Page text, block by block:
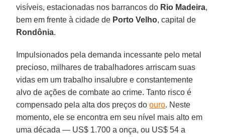
visíveis, estacionadas nos barrancos do Rio Madeira,
bem em frente à cidade de Porto Velho, capital de
Rondônia.
Impulsionados pela demanda incessante pelo metal
precioso, milhares de trabalhadores arriscam suas
vidas em um trabalho insalubre e constantemente
alvo de ações de combate ao crime. Tanto risco é
compensado pela alta dos preços doouro. Neste
momento, ele se encontra em seu nível mais alto em
uma década — US$ 1.700 a onça, ou US$ 54 a